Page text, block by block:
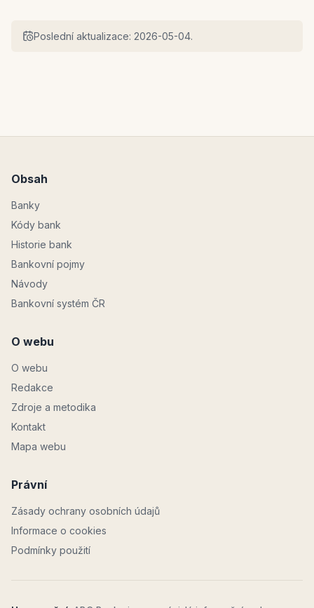
Poslední aktualizace: 2026-05-04.
Obsah
Banky
Kódy bank
Historie bank
Bankovní pojmy
Návody
Bankovní systém ČR
O webu
O webu
Redakce
Zdroje a metodika
Kontakt
Mapa webu
Právní
Zásady ochrany osobních údajů
Informace o cookies
Podmínky použití